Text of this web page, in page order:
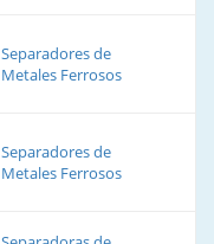
Separadores de
Metales Ferrosos
Separadores de
Metales Ferrosos